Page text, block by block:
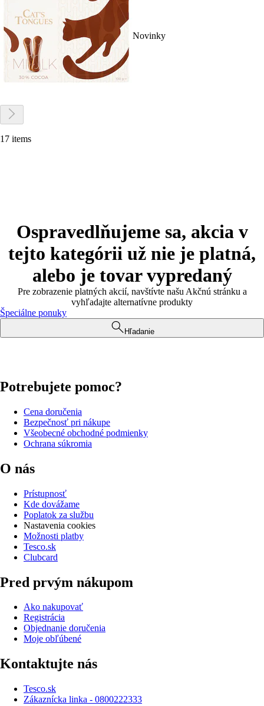
Novinky
17 items
Ospravedlňujeme sa, akcia v
tejto kategórii už nie je platná,
alebo je tovar vypredaný
Pre zobrazenie platných akcií, navštívte našu Akčnú stránku a
vyhľadajte alternatívne produkty
Špeciálne ponuky
Hľadanie
Potrebujete pomoc?
Cena doručenia
Bezpečnosť pri nákupe
Všeobecné obchodné podmienky
Ochrana súkromia
O nás
Prístupnosť
Kde dovážame
Poplatok za službu
Nastavenia cookies
Možnosti platby
Tesco.sk
Clubcard
Pred prvým nákupom
Ako nakupovať
Registrácia
Objednanie doručenia
Moje obľúbené
Kontaktujte nás
Tesco.sk
Zákaznícka linka - 0800222333